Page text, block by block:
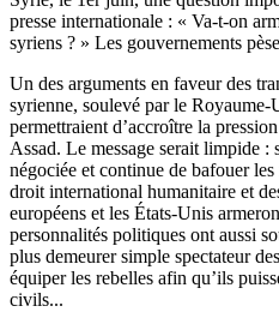
presse internationale : « Va-t-on
syriens ? » Les gouvernements
Un des arguments en faveur des
syrienne, soulevé par le Royaume-
permettraient d’accroître la
Assad. Le message serait limpide
négociée et continue de bafouer
droit international humanitaire et
européens et les États-Unis
personnalités politiques ont aussi
plus demeurer simple spectateur
équiper les rebelles afin qu’ils
civils...